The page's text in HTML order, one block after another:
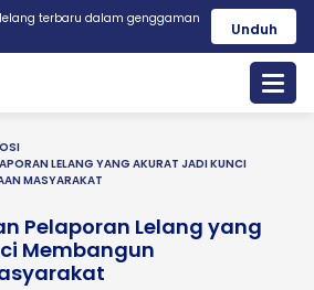
terbaru dalam genggaman
Unduh
LELANG YANG AKURAT JADI KUNCI
MASYARAKAT
Pelaporan Lelang yang
Membangun